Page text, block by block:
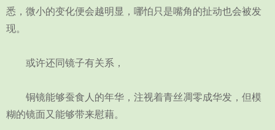
悉，微小的变化便会越明显，哪怕只是嘴角的扯动也会被发
现。
或许还同镜子有关系，
铜镜能够蚕食人的年华，注视着青丝凋零成华发，但模
糊的镜面又能够带来慰藉。